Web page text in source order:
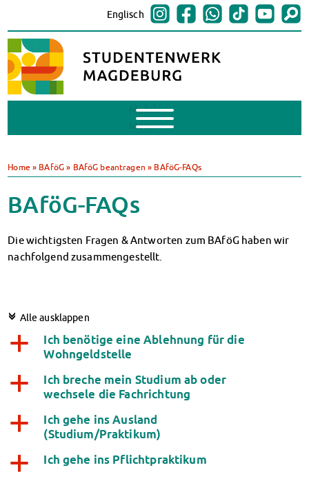
Englisch
Mobile
Menu
BAföG beantragen
BAföG-FAQs
Dokumente
BAföG-Sprechstunden
AnsprechpartnerInnen
Mensen & Cafeterien
Klimabewusst essen
Mensa-FAQs
CampusCatering
AnsprechpartnerInnen
Wohnen
Wohnheime im Überblick
Wohnheime in Magdeburg
Wohnheime in Wernigerode
Wohnheimantrag & -service
Home » BAföG » BAföG beantragen » BAföG-FAQs
BAföG-FAQs
Die wichtigsten Fragen & Antworten zum BAföG haben wir
nachfolgend zusammengestellt.
c Alle ausklappen
a
Ich benötige eine Ablehnung für die
Wohngeldstelle
a
Ich breche mein Studium ab oder
wechsele die Fachrichtung
a
Ich gehe ins Ausland
(Studium/Praktikum)
a Ich gehe ins Pflichtpraktikum